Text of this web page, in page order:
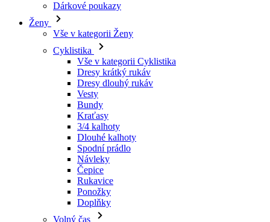
Vše v kategorii Cyklistika
Dresy dlouhý rukáv
Vesty
Bundy
Kraťasy
3/4 kalhoty
Dlouhé kalhoty
Spodní prádlo
Návleky
Čepice
Rukavice
Ponožky
Doplňky
Volný čas
Vše v kategorii Volný čas
Trička
Mikiny
Čepice